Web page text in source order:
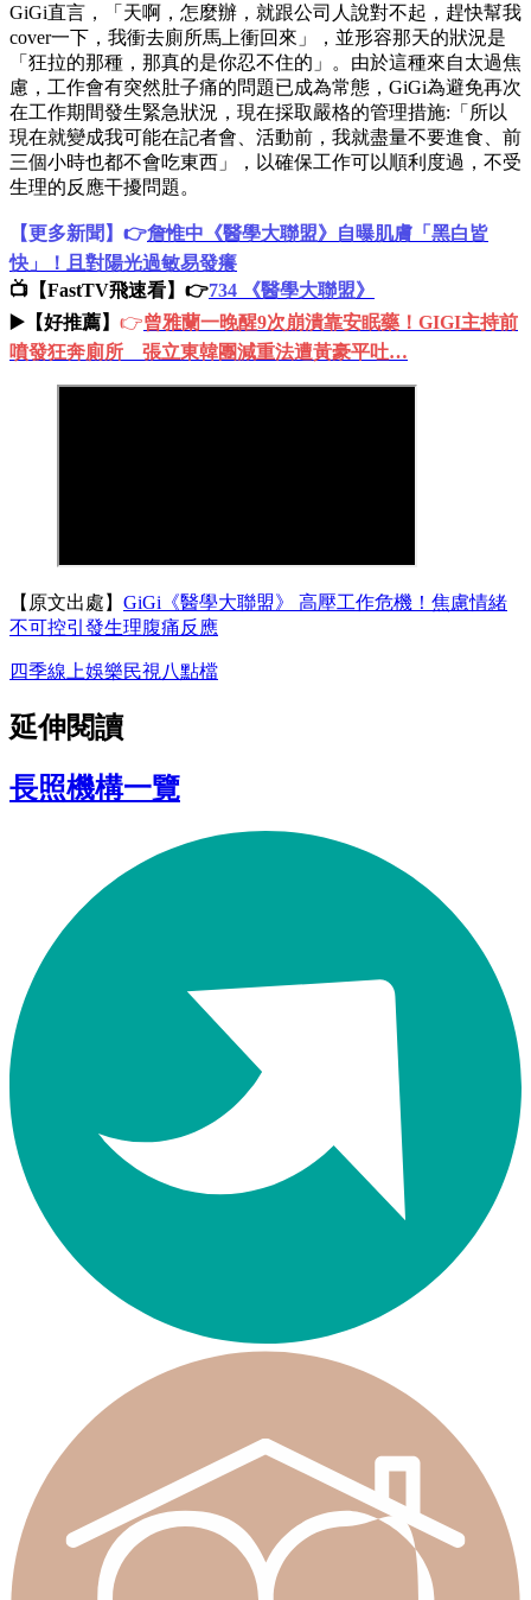
GiGi直言，「天啊，怎麼辦，就跟公司人說對不起，趕快幫我
cover一下，我衝去廁所馬上衝回來」，並形容那天的狀況是
「狂拉的那種，那真的是你忍不住的」。由於這種來自太過焦
慮，工作會有突然肚子痛的問題已成為常態，GiGi為避免再次
在工作期間發生緊急狀況，現在採取嚴格的管理措施:「所以
現在就變成我可能在記者會、活動前，我就盡量不要進食、前
三個小時也都不會吃東西」，以確保工作可以順利度過，不受
生理的反應干擾問題。
【更多新聞】👉詹惟中《醫學大聯盟》自曝肌膚「黑白皆
快」！且對陽光過敏易發癢
📺【FastTV飛速看】👉734 《醫學大聯盟》
▶️【好推薦】 👉曾雅蘭一晚醒9次崩潰靠安眠藥！GIGI主持前
噴發狂奔廁所 張立東韓團減重法遭黃豪平吐…
【原文出處】 GiGi《醫學大聯盟》 高壓工作危機！焦慮情緒
不可控引發生理腹痛反應
四季線上娛樂民視八點檔
延伸閱讀
長照機構一覽